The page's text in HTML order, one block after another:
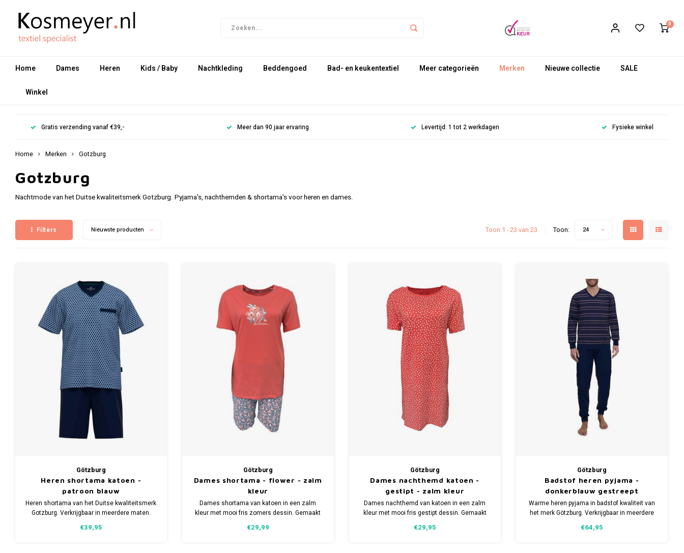
0
Home Dames Heren Kids / Baby Nachtkleding Beddengoed Bad- en keukentextiel Meer categorieën Merken Nieuwe collectie SALE
Winkel
Gratis verzending vanaf €39,- Meer dan 90 jaar ervaring Levertijd: 1 tot 2 werkdagen Fysieke winkel
Home Merken Gotzburg
Gotzburg
Nachtmode van het Duitse kwaliteitsmerk Gotzburg. Pyjama's, nachthemden & shortama's voor heren en dames.
Filters Nieuwste producten Toon 1 - 23 van 23 Toon: 24
Götzburg
Heren shortama katoen -
patroon blauw
Heren shortama van het Duitse kwaliteitsmerk
Gotzburg. Verkrijgbaar in meerdere maten.
€39,95
Götzburg
Dames shortama - flower - zalm
kleur
Dames shortama van katoen in een zalm
kleur met mooi fris zomers dessin. Gemaakt
€29,99
Götzburg
Dames nachthemd katoen -
gestipt - zalm kleur
Dames nachthemd van katoen in een zalm
kleur met mooi fris gestipt dessin. Gemaakt
€29,95
Götzburg
Badstof heren pyjama -
donkerblauw gestreept
Warme heren pyjama in badstof kwaliteit van
het merk Götzburg. Verkrijgbaar in meerdere
€64,95